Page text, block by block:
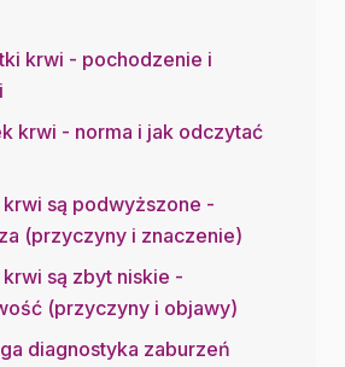
krwi - pochodzenie i
krwi - norma i jak odczytać
krwi są podwyższone -
(przyczyny i znaczenie)
krwi są zbyt niskie -
(przyczyny i objawy)
diagnostyka zaburzeń